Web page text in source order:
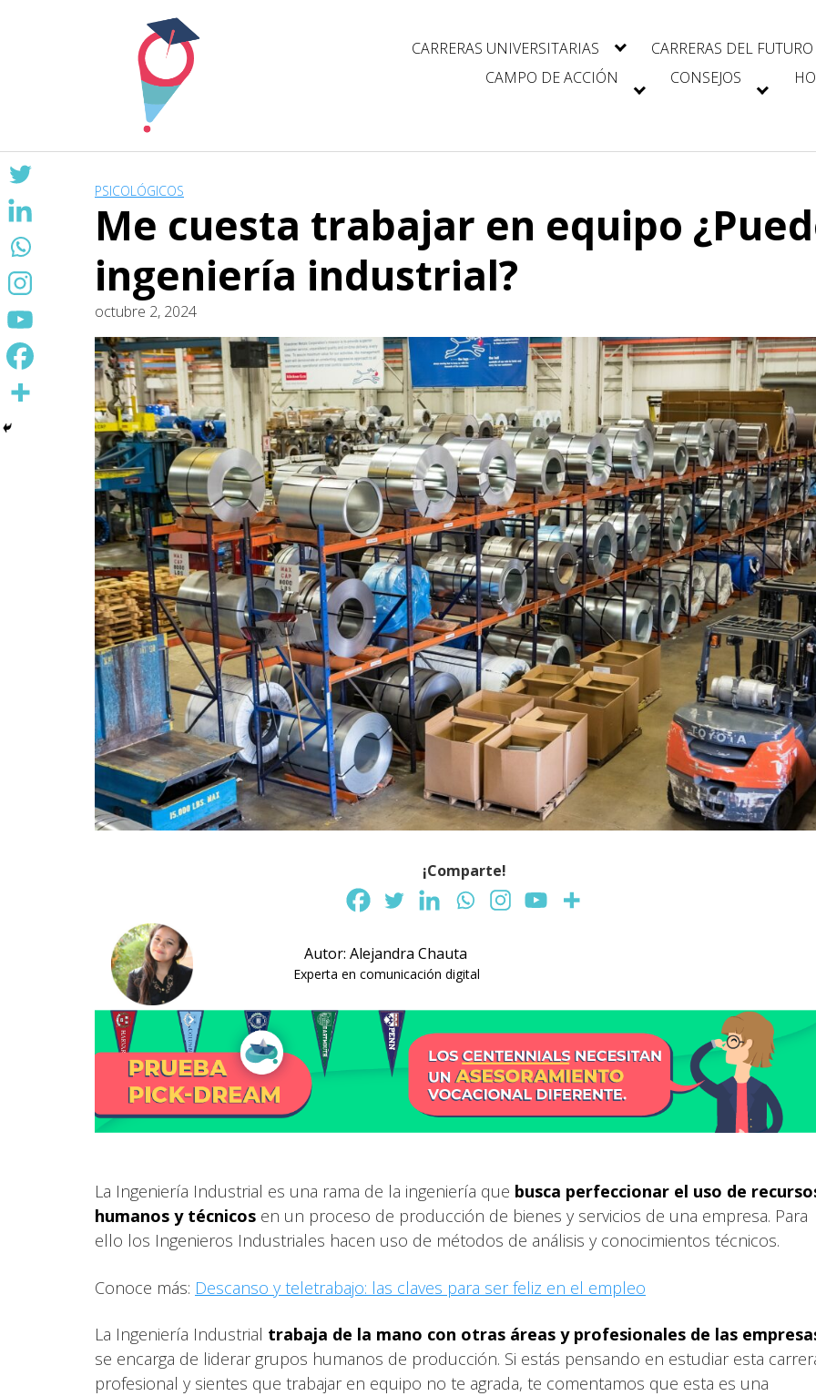
CARRERAS UNIVERSITARIAS
CARRERAS DEL FUTURO
CAMPO DE ACCIÓN
CONSEJOS
PSICOLÓGICOS
Me cuesta trabajar en equipo
ingeniería industrial?
octubre 2, 2024
¡Comparte!
Autor: Alejandra Chauta
Experta en comunicación digital
La Ingeniería Industrial es una rama de la ingeniería que busca perfeccionar el uso de
humanos y técnicos en un proceso de producción de bienes y servicios de una empresa. Para
ello los Ingenieros Industriales hacen uso de métodos de análisis y conocimientos técnicos.
Conoce más: Descanso y teletrabajo: las claves para ser feliz en el empleo
La Ingeniería Industrial trabaja de la mano con otras áreas y profesionales de las
se encarga de liderar grupos humanos de producción. Si estás pensando en estudiar esta
profesional y sientes que trabajar en equipo no te agrada, te comentamos que esta es una